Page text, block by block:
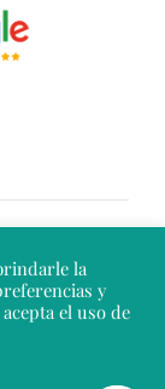
la
y
el uso de